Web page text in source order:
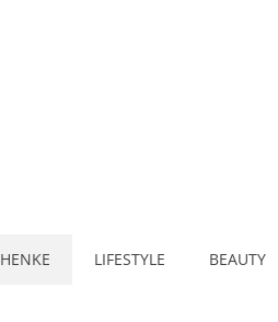
LIFESTYLE BEAUTY